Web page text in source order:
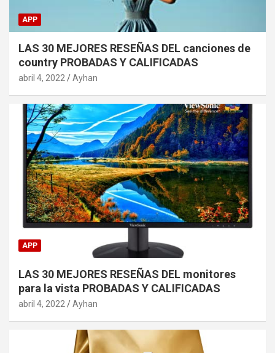
APP
LAS 30 MEJORES RESEÑAS DEL canciones de
country PROBADAS Y CALIFICADAS
abril 4, 2022 Ayhan
APP
LAS 30 MEJORES RESEÑAS DEL monitores
para la vista PROBADAS Y CALIFICADAS
abril 4, 2022 Ayhan